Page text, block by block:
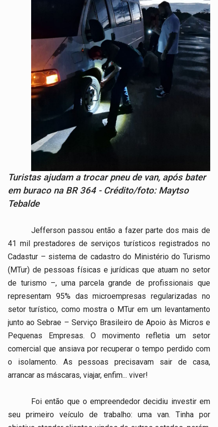
Turistas ajudam a trocar pneu de van, após bater
em buraco na BR 364 - Crédito/foto: Maytso
Tebalde
Jefferson passou então a fazer parte dos mais de
41 mil prestadores de serviços turísticos registrados no
Cadastur – sistema de cadastro do Ministério do Turismo
(MTur) de pessoas físicas e jurídicas que atuam no setor
de turismo –, uma parcela grande de profissionais que
representam 95% das microempresas regularizadas no
setor turístico, como mostra o MTur em um levantamento
junto ao Sebrae – Serviço Brasileiro de Apoio às Micros e
Pequenas Empresas. O movimento refletia um setor
comercial que ansiava por recuperar o tempo perdido com
o isolamento. As pessoas precisavam sair de casa,
arrancar as máscaras, viajar, enfim... viver!
Foi então que o empreendedor decidiu investir em
seu primeiro veículo de trabalho: uma van. Tinha por